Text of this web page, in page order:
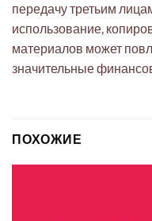
передачу третьим
использование,
материалов может
значительные
ПОХОЖИЕ